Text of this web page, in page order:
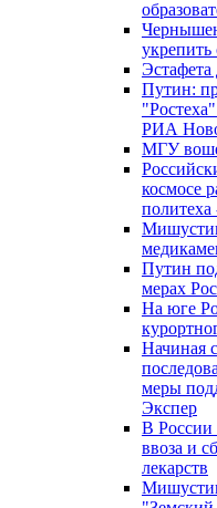
Путин:
РИА
МГУ
космосе
Путин
мерах
На юге
Начиная
меры
Экспер
В России
ввоза и
лекарств